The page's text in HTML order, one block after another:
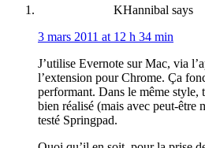
KHannibal says
3 mars 2011 at 12 h 34 min
J’utilise Evernote sur Mac, via
l’extension pour Chrome. Ça
performant. Dans le même style,
bien réalisé (mais avec peut-être
testé Springpad.